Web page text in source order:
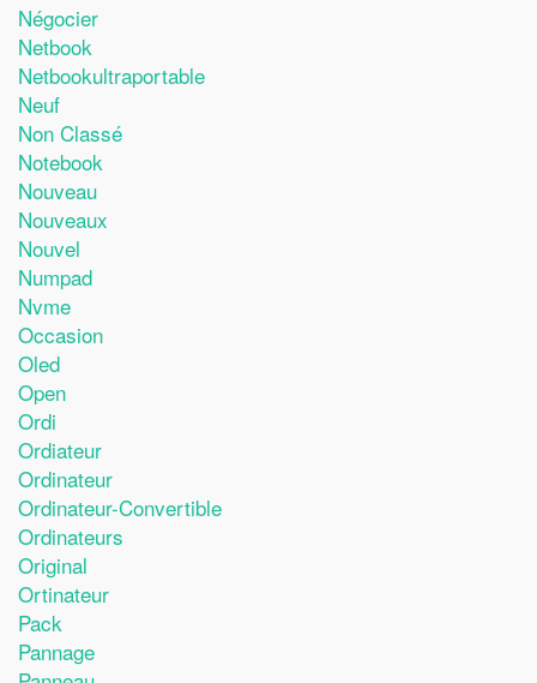
Négocier
Netbook
Netbookultraportable
Neuf
Non Classé
Notebook
Nouveau
Nouveaux
Nouvel
Numpad
Nvme
Occasion
Oled
Open
Ordi
Ordiateur
Ordinateur
Ordinateur-Convertible
Ordinateurs
Original
Ortinateur
Pack
Pannage